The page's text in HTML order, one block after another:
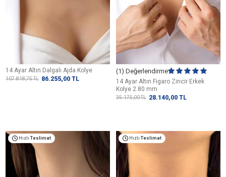
14 Ayar Altın Dalgalı Ajda Kolye
107.818,75TL 86.255,00 TL
(1) Değerlendirme
14 Ayar Altın Figaro Zincir Erkek
Kolye 2.80 mm
35.175,00TL 28.140,00 TL
Hızlı Teslimat Hızlı Teslimat